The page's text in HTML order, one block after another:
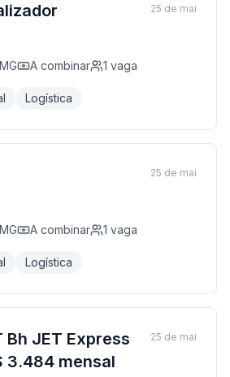
A combinar 1 vaga
Logística
25 de mai
A combinar 1 vaga
Logística
25 de mai
Bh JET Express
3.484 mensal
25 de mai